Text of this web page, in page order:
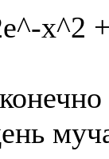
x^2